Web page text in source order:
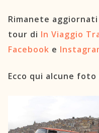
Rimanete
tour di In Viaggio
Facebook e
Ecco qui alcune